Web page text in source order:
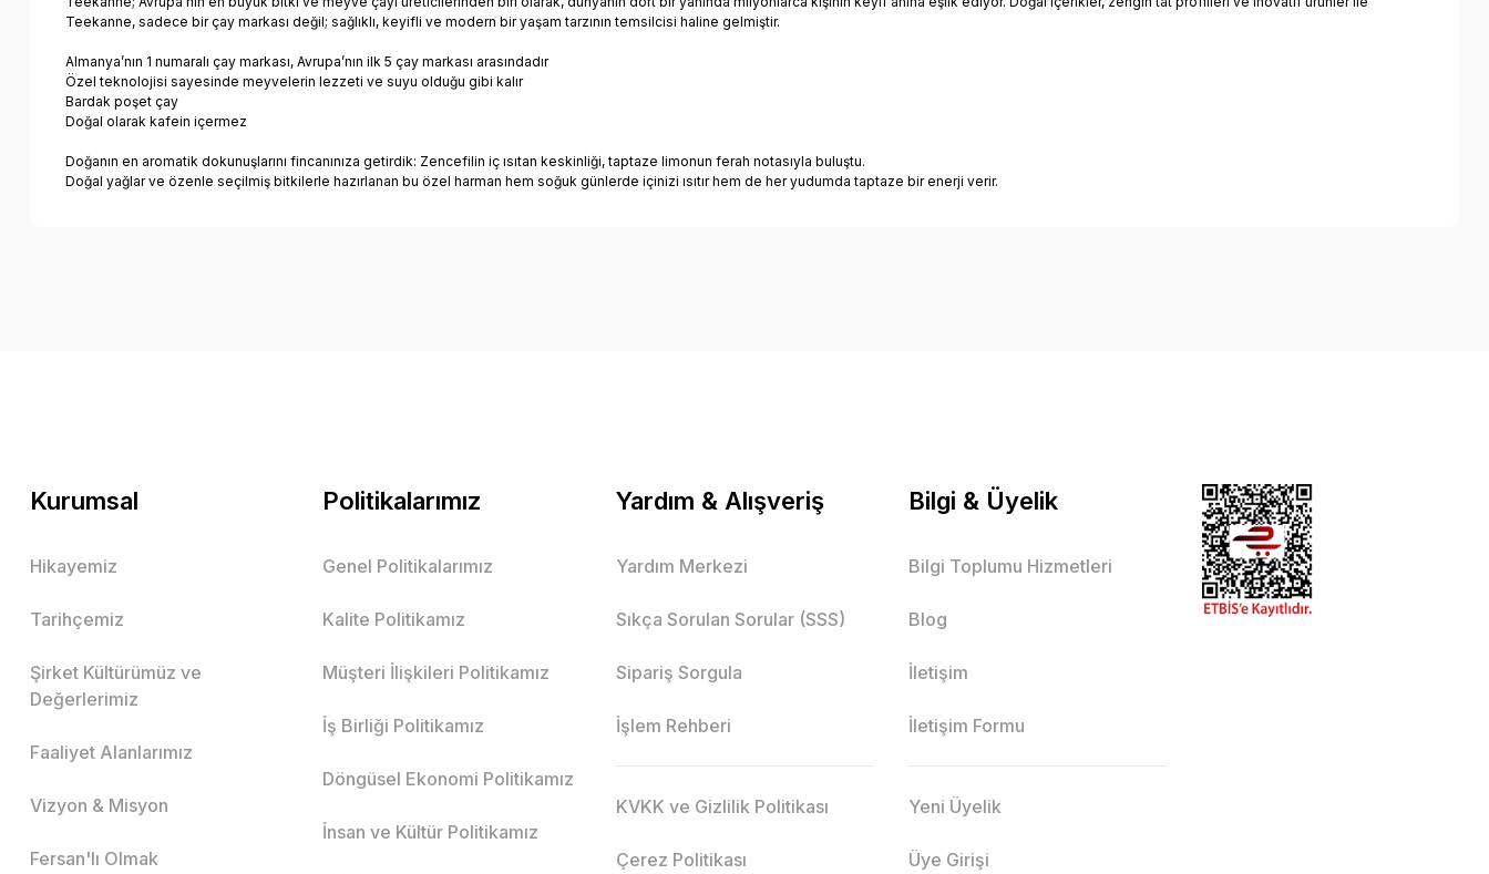
Teekanne, sadece bir çay markası değil; sağlıklı, keyifli ve modern bir yaşam tarzının temsilcisi haline gelmiştir.
Almanya’nın 1 numaralı çay markası, Avrupa’nın ilk 5 çay markası arasındadır
Özel teknolojisi sayesinde meyvelerin lezzeti ve suyu olduğu gibi kalır
Bardak poşet çay
Doğal olarak kafein içermez
Doğanın en aromatik dokunuşlarını fincanınıza getirdik: Zencefilin iç ısıtan keskinliği, taptaze limonun ferah notasıyla buluştu.
Doğal yağlar ve özenle seçilmiş bitkilerle hazırlanan bu özel harman hem soğuk günlerde içinizi ısıtır hem de her yudumda taptaze bir enerji verir.
Kurumsal
Hikayemiz
Tarihçemiz
Şirket Kültürümüz ve
Değerlerimiz
Faaliyet Alanlarımız
Vizyon & Misyon
Fersan'lı Olmak
Politikalarımız
Genel Politikalarımız
Kalite Politikamız
Müşteri İlişkileri Politikamız
İş Birliği Politikamız
Döngüsel Ekonomi Politikamız
İnsan ve Kültür Politikamız
Yardım & Alışveriş
Yardım Merkezi
Sıkça Sorulan Sorular (SSS)
Sipariş Sorgula
İşlem Rehberi
KVKK ve Gizlilik Politikası
Çerez Politikası
Bilgi & Üyelik
Bilgi Toplumu Hizmetleri
Blog
İletişim
İletişim Formu
Yeni Üyelik
Üye Girişi